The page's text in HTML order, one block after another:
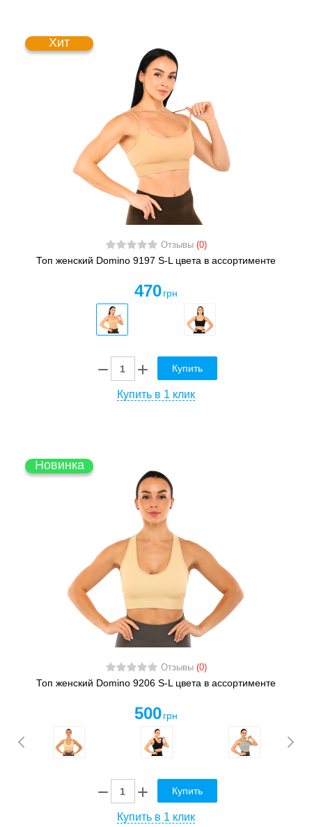
Хит
Отзывы (0)
Топ женский Domino 9197 S-L цвета в ассортименте
470 грн
Купить
Купить в 1 клик
Новинка
Отзывы (0)
Топ женский Domino 9206 S-L цвета в ассортименте
500 грн
Купить
Купить в 1 клик